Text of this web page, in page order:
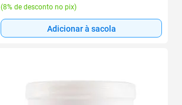
(8% de desconto no pix)
Adicionar à sacola